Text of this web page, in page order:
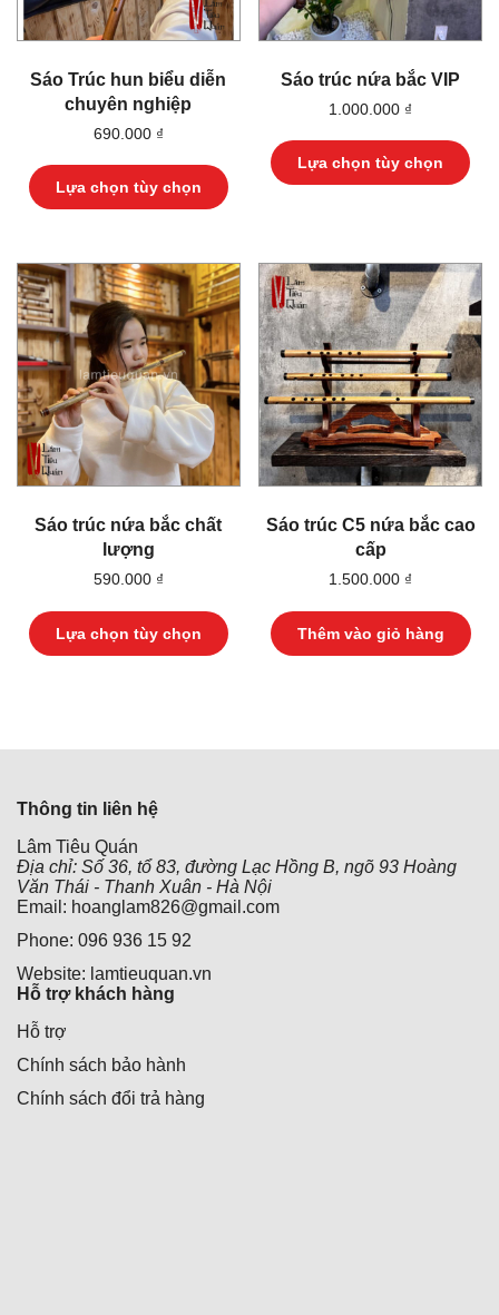
Sáo Trúc hun biểu diễn
chuyên nghiệp
690.000 ₫
Lựa chọn tùy chọn
phẩm
này
biến
thể.
Các
tùy
chọn
có
thể
được
chọn
trên
trang
sản
Sáo trúc nứa bắc VIP
1.000.000 ₫
Lựa chọn tùy chọn
này
tùy
có
thể
trên
sản
Sáo trúc nứa bắc chất
lượng
590.000 ₫
Lựa chọn tùy chọn
phẩm
này
chọn
trên
trang
Sáo trúc C5 nứa bắc cao
cấp
1.500.000 ₫
Thêm vào giỏ hàng
Thông tin liên hệ
Lâm Tiêu Quán
Địa chỉ: Số 36, tổ 83, đường Lạc Hồng B, ngõ 93 Hoàng
Văn Thái - Thanh Xuân - Hà Nội
Email: hoanglam826@gmail.com
Phone: 096 936 15 92
Website: lamtieuquan.vn
Hỗ trợ khách hàng
Hỗ trợ
Chính sách bảo hành
Chính sách đổi trả hàng